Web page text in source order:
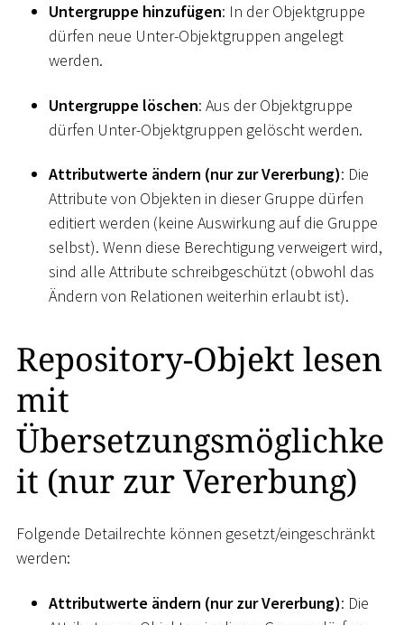
Untergruppe hinzufügen: In der Objektgruppe
dürfen neue Unter-Objektgruppen angelegt
werden.
Untergruppe löschen: Aus der Objektgruppe
dürfen Unter-Objektgruppen gelöscht werden.
Attributwerte ändern (nur zur Vererbung): Die
Attribute von Objekten in dieser Gruppe dürfen
editiert werden (keine Auswirkung auf die Gruppe
selbst). Wenn diese Berechtigung verweigert wird,
sind alle Attribute schreibgeschützt (obwohl das
Ändern von Relationen weiterhin erlaubt ist).
Repository-Objekt lesen
mit
Übersetzungsmöglichke
it (nur zur Vererbung)
Folgende Detailrechte können gesetzt/eingeschränkt
werden:
Attributwerte ändern (nur zur Vererbung): Die